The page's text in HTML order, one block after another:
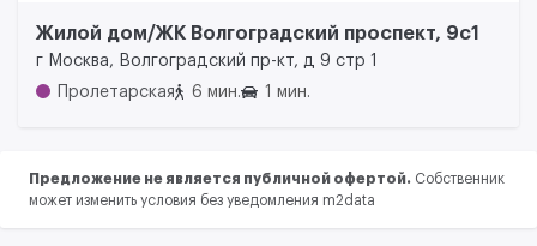
Жилой дом/ЖК Волгоградский проспект, 9с1
г Москва, Волгоградский пр-кт, д 9 стр 1
Пролетарская
6 мин. 1 мин.
Предложение не является публичной офертой. Собственник
может изменить условия без уведомления m2data